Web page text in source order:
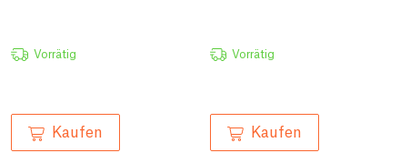
Vorrätig
Kaufen
Vorrätig
Kaufen